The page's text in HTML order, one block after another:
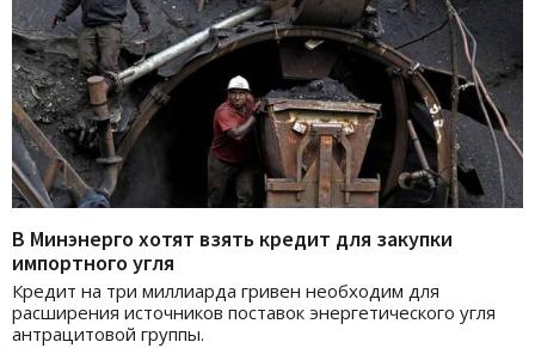
В Минэнерго хотят взять кредит для закупки
импортного угля
Кредит на три миллиарда гривен необходим для
расширения источников поставок энергетического угля
антрацитовой группы.